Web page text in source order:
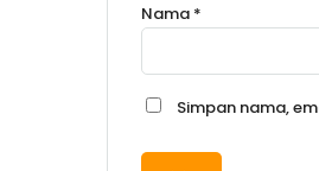
Nama *
Simpan nama,